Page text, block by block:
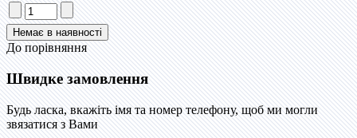
До порівняння
Швидке замовлення
Будь ласка, вкажіть імя та номер телефону, щоб ми могли
звязатися з Вами